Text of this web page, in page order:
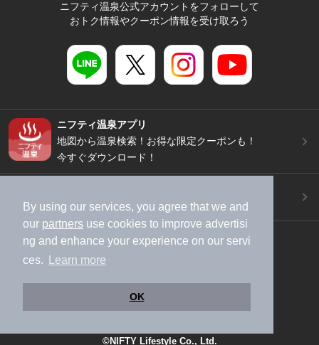
By using our services, you agree that we and
our partners use cookies to improve advertisi
ng and enhance your experience on our servi
ces.
Learn more
OK
ニフティ温泉公式アカウントをフォローして
おトク情報やクーポン情報を受け取ろう
ニフティ温泉アプリ
地図から温泉検索！お得な限定クーポンも！
今すぐダウンロード！
施設データの新規追加や修正依頼もこちらから
スマートフォン /
PC
加盟店募集（資料請求）
特定商取引法に基づく表記
©NIFTY Lifestyle Co., Ltd.